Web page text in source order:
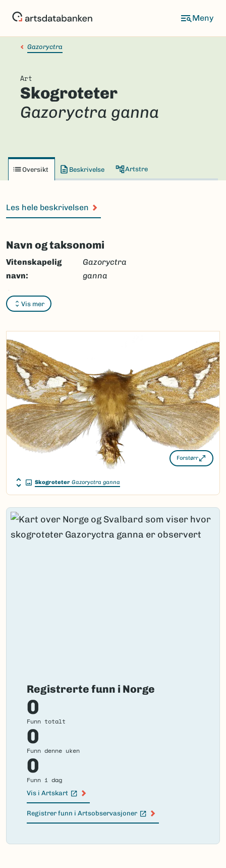
Gazoryctra
Art
Skogroteter
Gazoryctra ganna
Oversikt Beskrivelse Artstre
Les hele beskrivelsen
Navn og taksonomi
Vis mer
Vitenskapelig
navn:
Gazoryctra
ganna
Synonymer:
Bokmål:skogroteter
Nynorsk:Ingen
Nordsamisk/Davvisámegiella:
Vitenskapelig navn ID:
Takson ID:95238
Gå til Nortaxa for flere detaljer
(Ekstern lenke)
Forstørr
Skogroteter Gazoryctra ganna
Registrerte funn i Norge
0
Funn totalt
0
Funn denne uken
0
Funn i dag
Vis i Artskart
(Ekstern lenke)
Registrer funn i Artsobservasjoner
(Ekstern lenke)
Failed